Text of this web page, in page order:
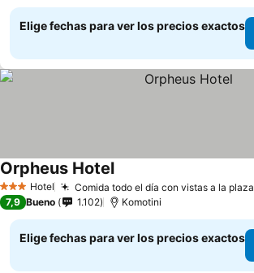
Elige fechas para ver los precios exactos
3 Estrellas
Hotel Comida todo el día con vistas a la plaza
Orpheus HotelVer precios
7,9 Bueno 1.102 Komotini
Elige fechas para ver los precios exactos